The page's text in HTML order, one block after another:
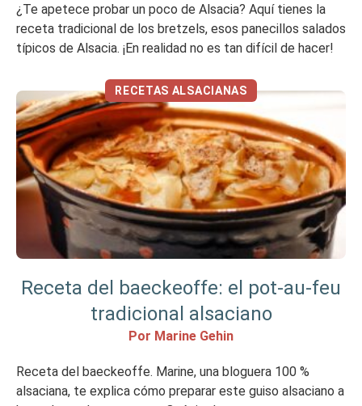
¿Te apetece probar un poco de Alsacia? Aquí tienes la
receta tradicional de los bretzels, esos panecillos salados
típicos de Alsacia. ¡En realidad no es tan difícil de hacer!
RECETAS ALSACIANAS
Receta del baeckeoffe: el pot-au-feu
tradicional alsaciano
Por Marine Gehin
Receta del baeckeoffe. Marine, una bloguera 100 %
alsaciana, te explica cómo preparar este guiso alsaciano a